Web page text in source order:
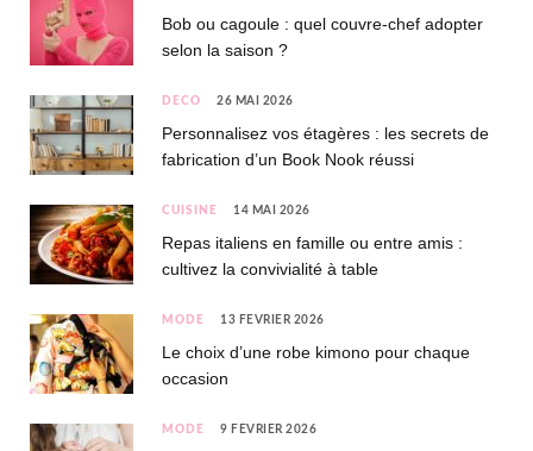
Bob ou cagoule : quel couvre-chef adopter
selon la saison ?
DÉCO 26 MAI 2026
Personnalisez vos étagères : les secrets de
fabrication d’un Book Nook réussi
CUISINE 14 MAI 2026
Repas italiens en famille ou entre amis :
cultivez la convivialité à table
MODE 13 FÉVRIER 2026
Le choix d’une robe kimono pour chaque
occasion
MODE 9 FÉVRIER 2026